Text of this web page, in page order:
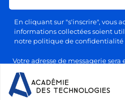
En cliquant sur "s'inscrire", vous
informations collectées soient
notre politique de confidentialité
Votre adresse de messagerie
politique de confidentialité et
personnelles. Vous pourrez vous